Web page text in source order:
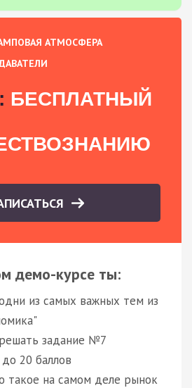
АТМОСФЕРА
БЕСПЛАТНЫЙ
демо-курсе ты:
из самых важных тем из
задание №7
20 баллов
такое на самом деле рынок